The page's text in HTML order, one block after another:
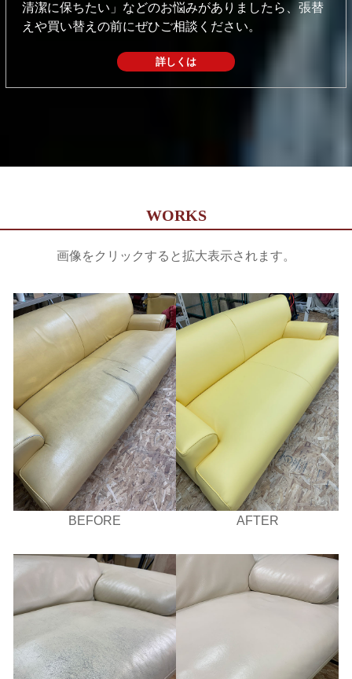
清潔に保ちたい」などのお悩みがありましたら、張替
えや買い替えの前にぜひご相談ください。
詳しくは
WORKS
画像をクリックすると拡大表示されます。
BEFORE AFTER